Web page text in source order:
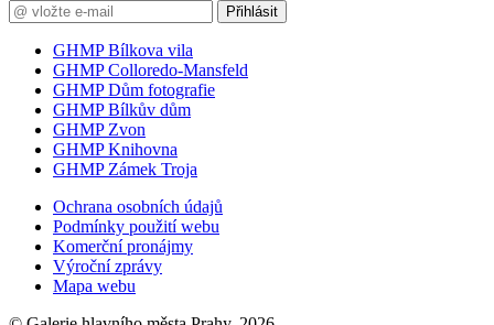
Přihlásit
GHMP Bílkova vila
GHMP Colloredo-Mansfeld
GHMP Dům fotografie
GHMP Bílkův dům
GHMP Zvon
GHMP Knihovna
GHMP Zámek Troja
Ochrana osobních údajů
Podmínky použití webu
Komerční pronájmy
Výroční zprávy
Mapa webu